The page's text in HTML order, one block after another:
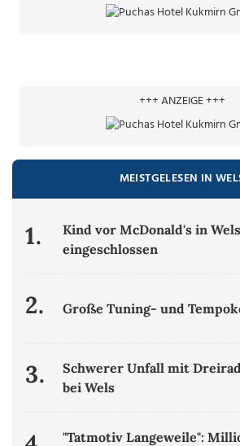
+++ ANZEIGE +++
MEISTGELESEN IN
1.
Kind vor McDonald's in
eingeschlossen
2. Große Tuning- und
3.
Schwerer Unfall mit
bei Wels
"Tatmotiv Langeweile":